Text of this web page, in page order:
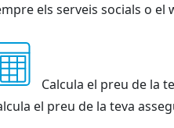
els serveis socials o
Calcula el preu de la
el preu de la teva